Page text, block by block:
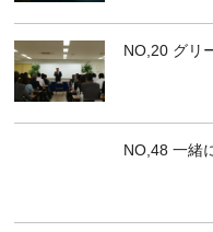
NO,20 グリ
NO,48 一緒